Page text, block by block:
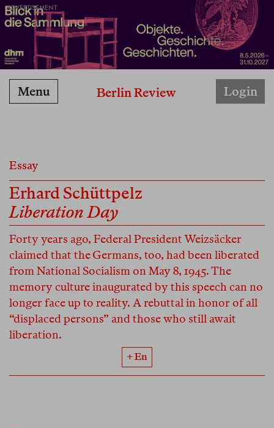
ADVERTISEMENT
Berlin Review
Menu Login
Essay
Erhard Schüttpelz
Liberation Day
Forty years ago, Federal President Weizsäcker
claimed that the Germans, too, had been liberated
from National Socialism on May 8, 1945. The
memory culture inaugurated by this speech can no
longer face up to reality. A rebuttal in honor of all
“displaced persons” and those who still await
liberation.
+ En